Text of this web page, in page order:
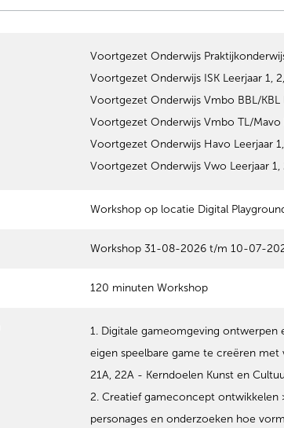
Voortgezet Onderwijs
Voortgezet Onderwijs ISK Leerjaar 1,
Voortgezet Onderwijs Vmbo BBL/KBL
Voortgezet Onderwijs Vmbo TL/Mavo
Voortgezet Onderwijs Havo Leerjaar
Voortgezet Onderwijs Vwo Leerjaar 1,
Workshop op locatie Digital
Workshop 31-08-2026 t/m 10-07-
120 minuten Workshop
1. Digitale gameomgeving
eigen speelbare game te creëren
21A, 22A - Kerndoelen Kunst en
2. Creatief gameconcept ontwikkelen
personages en onderzoeken hoe